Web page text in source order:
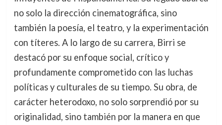
no solo la dirección cinematográfica, sino
también la poesía, el teatro, y la experimentación
con títeres. A lo largo de su carrera, Birri se
destacó por su enfoque social, crítico y
profundamente comprometido con las luchas
políticas y culturales de su tiempo. Su obra, de
carácter heterodoxo, no solo sorprendió por su
originalidad, sino también por la manera en que